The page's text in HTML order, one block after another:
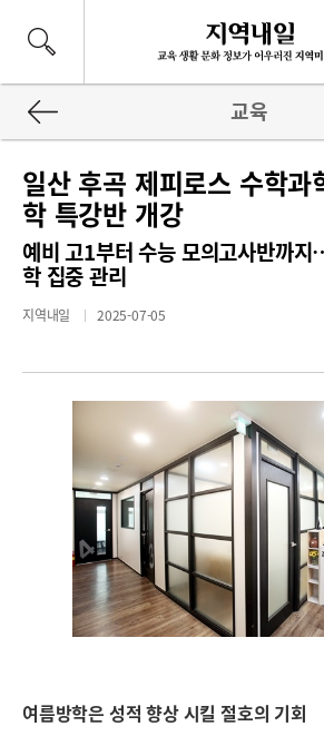
교육
일산 후곡 제피로스 수학
학 특강반 개강
예비 고1부터 수능 모의고사반까
학 집중 관리
지역내일 2025-07-05
여름방학은 성적 향상 시킬 절호의 기회